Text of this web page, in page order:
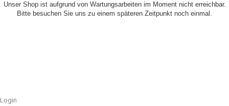
Unser Shop ist aufgrund von Wartungsarbeiten im Moment nicht erreichbar.
Bitte besuchen Sie uns zu einem späteren Zeitpunkt noch einmal.
Login